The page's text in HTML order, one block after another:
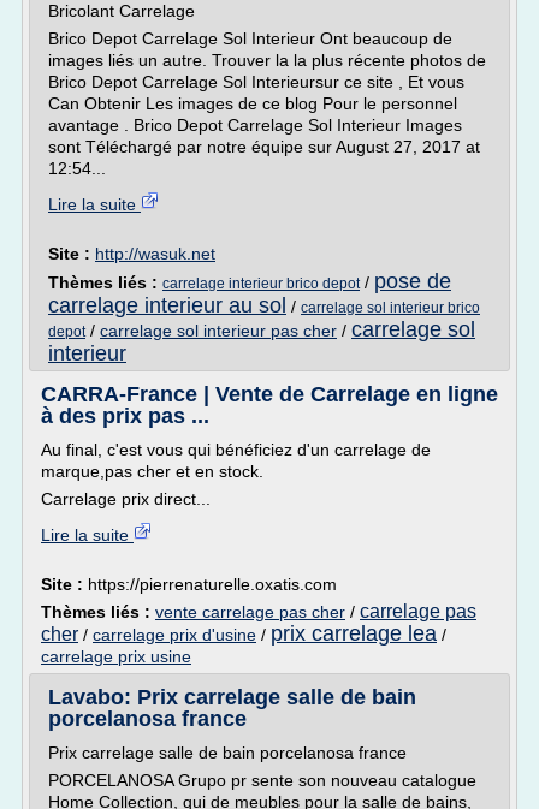
Bricolant Carrelage
Brico Depot Carrelage Sol Interieur Ont beaucoup de
images liés un autre. Trouver la la plus récente photos de
Brico Depot Carrelage Sol Interieursur ce site , Et vous
Can Obtenir Les images de ce blog Pour le personnel
avantage . Brico Depot Carrelage Sol Interieur Images
sont Téléchargé par notre équipe sur August 27, 2017 at
12:54...
Lire la suite
Site : http://wasuk.net
Thèmes liés : carrelage interieur brico depot/ pose de
carrelage interieur au sol / carrelage sol interieur brico
depot/ carrelage sol interieur pas cher / carrelage sol
interieur
CARRA-France | Vente de Carrelage en ligne
à des prix pas ...
Au final, c'est vous qui bénéficiez d'un carrelage de
marque,pas cher et en stock.
Carrelage prix direct...
Lire la suite
Site : https://pierrenaturelle.oxatis.com
Thèmes liés : vente carrelage pas cher / carrelage pas
cher / carrelage prix d'usine / prix carrelage lea /
carrelage prix usine
Lavabo: Prix carrelage salle de bain
porcelanosa france
Prix carrelage salle de bain porcelanosa france
PORCELANOSA Grupo pr sente son nouveau catalogue
Home Collection, qui de meubles pour la salle de bains,